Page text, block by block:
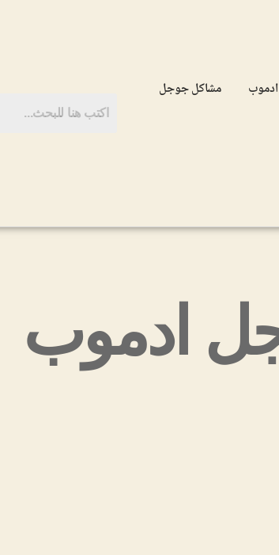
ادموب مشاكل جوجل